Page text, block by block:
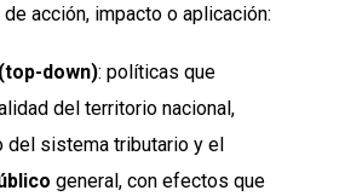
acción, impacto o aplicación:
down): políticas que
del territorio nacional,
del sistema tributario y el
general, con efectos que